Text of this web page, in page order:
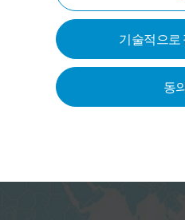
기술적으로
동
활성화할 수 있습니다. 이를
: IP 주소)가 당
서비스 제공업체에게 전송됩니